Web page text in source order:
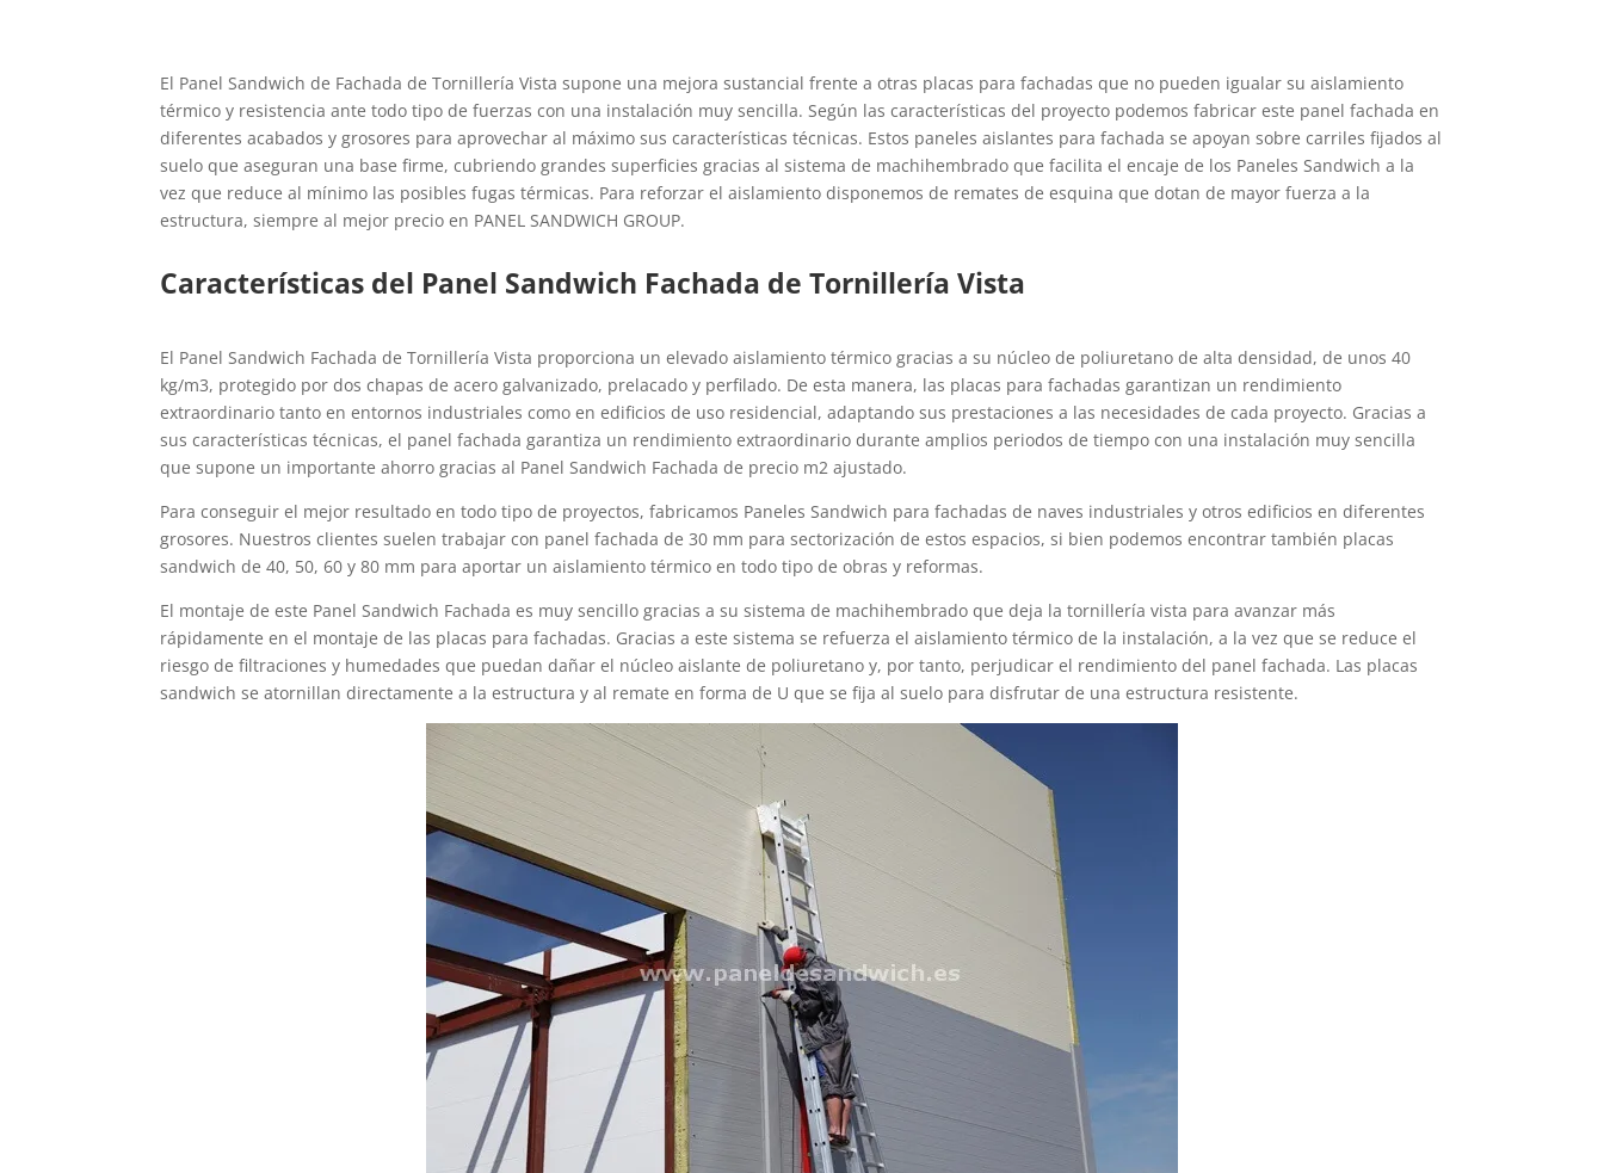
El Panel Sandwich de Fachada de Tornillería Vista supone una mejora sustancial frente a otras placas para fachadas que no pueden igualar su aislamiento
térmico y resistencia ante todo tipo de fuerzas con una instalación muy sencilla. Según las características del proyecto podemos fabricar este panel fachada en
diferentes acabados y grosores para aprovechar al máximo sus características técnicas. Estos paneles aislantes para fachada se apoyan sobre carriles fijados al
suelo que aseguran una base firme, cubriendo grandes superficies gracias al sistema de machihembrado que facilita el encaje de los Paneles Sandwich a la
vez que reduce al mínimo las posibles fugas térmicas. Para reforzar el aislamiento disponemos de remates de esquina que dotan de mayor fuerza a la
estructura, siempre al mejor precio en PANEL SANDWICH GROUP.
Características del Panel Sandwich Fachada de Tornillería Vista
El Panel Sandwich Fachada de Tornillería Vista proporciona un elevado aislamiento térmico gracias a su núcleo de poliuretano de alta densidad, de unos 40
kg/m3, protegido por dos chapas de acero galvanizado, prelacado y perfilado. De esta manera, las placas para fachadas garantizan un rendimiento
extraordinario tanto en entornos industriales como en edificios de uso residencial, adaptando sus prestaciones a las necesidades de cada proyecto. Gracias a
sus características técnicas, el panel fachada garantiza un rendimiento extraordinario durante amplios periodos de tiempo con una instalación muy sencilla
que supone un importante ahorro gracias al Panel Sandwich Fachada de precio m2 ajustado.
Para conseguir el mejor resultado en todo tipo de proyectos, fabricamos Paneles Sandwich para fachadas de naves industriales y otros edificios en diferentes
grosores. Nuestros clientes suelen trabajar con panel fachada de 30 mm para sectorización de estos espacios, si bien podemos encontrar también placas
sandwich de 40, 50, 60 y 80 mm para aportar un aislamiento térmico en todo tipo de obras y reformas.
El montaje de este Panel Sandwich Fachada es muy sencillo gracias a su sistema de machihembrado que deja la tornillería vista para avanzar más
rápidamente en el montaje de las placas para fachadas. Gracias a este sistema se refuerza el aislamiento térmico de la instalación, a la vez que se reduce el
riesgo de filtraciones y humedades que puedan dañar el núcleo aislante de poliuretano y, por tanto, perjudicar el rendimiento del panel fachada. Las placas
sandwich se atornillan directamente a la estructura y al remate en forma de U que se fija al suelo para disfrutar de una estructura resistente.